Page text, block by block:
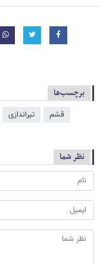
برچسب‌ها
قشم تیراندازی
نظر شما